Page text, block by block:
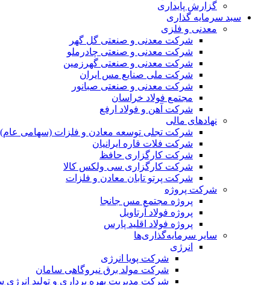
گزارش پایداری
سبد سرمایه گذاری
معدنی و فلزی
شرکت معدنی و صنعتی گل گهر
شرکت معدنی و صنعتی چادرملو
شرکت معدنی و صنعتی گهرزمین
شرکت ملی صنایع مس ایران
شرکت معدنی و صنعتی صبانور
مجتمع فولاد خراسان
شرکت آهن و فولاد ارفع
نهادهای مالی
شرکت تجلی توسعه معادن و فلزات (سهامی عام)
شرکت فلات قاره ایرانیان
شرکت کارگزاری حافظ
شرکت کارگزاری سی ولکس کالا
شرکت پرتو تابان معادن و فلزات
شرکت پروژه
پروژه مجتمع مس جانجا
پروژه فولاد آرتاویل
پروژه فولاد اقلید پارس
سایر سرمایه‌گذاری‌ها
انرژی
شرکت پویا انرژی
شرکت مولد برق نیروگاهی سامان
شرکت مدیریت بهره برداری و تولید انرژی